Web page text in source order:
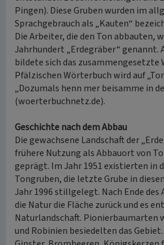
Pingen). Diese Gruben wurden im
Sprachgebrauch als „Kauten“
Die Arbeiter, die den Ton abbauten,
Jahrhundert „Erdegräber“ genannt.
bildete sich das zusammengesetzte
Pfälzischen Wörterbuch wird auf
„Dozumals henn mer beisamme in
(woerterbuchnetz.de).
Geschichte nach dem Abbau
Die gewachsene Landschaft der
frühere Nutzung als Abbauort von
geprägt. Im Jahr 1951 existierten in
Tongruben, die letzte Grube in
Jahr 1996 stillgelegt. Nach Ende des
die Natur die Fläche zurück und es
Naturlandschaft. Pionierbaumarten
und Robinien besiedelten das